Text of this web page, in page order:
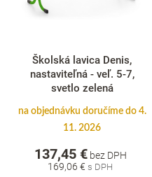
Školská lavica Denis,
nastaviteľná - veľ. 5-7,
svetlo zelená
na objednávku doručíme do 4.
11. 2026
169,06 €
137,45 €bez DPH